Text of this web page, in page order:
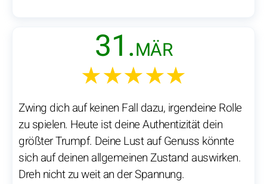
31.MÄR
★★★★★
Zwing dich auf keinen Fall dazu, irgendeine Rolle
zu spielen. Heute ist deine Authentizität dein
größter Trumpf. Deine Lust auf Genuss könnte
sich auf deinen allgemeinen Zustand auswirken.
Dreh nicht zu weit an der Spannung.